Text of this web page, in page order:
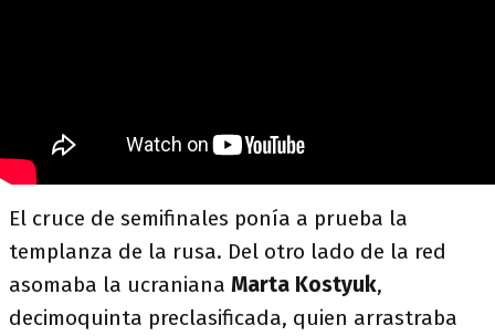
El cruce de semifinales ponía a prueba la
templanza de la rusa. Del otro lado de la red
asomaba la ucraniana Marta Kostyuk,
decimoquinta preclasificada, quien arrastraba